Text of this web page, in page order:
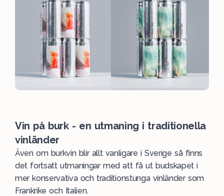
Vin på burk - en utmaning i traditionella
vinländer
Även om burkvin blir allt vanligare i Sverige så finns
det fortsatt utmaningar med att få ut budskapet i
mer konservativa och traditionstunga vinländer som
Frankrike och Italien.